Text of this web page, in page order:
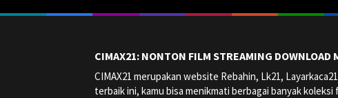
CIMAX21: NONTON FILM STREAMING DOWNLOAD
CIMAX21 merupakan website Rebahin, Lk21,
terbaik ini, kamu bisa menikmati berbagai banyak